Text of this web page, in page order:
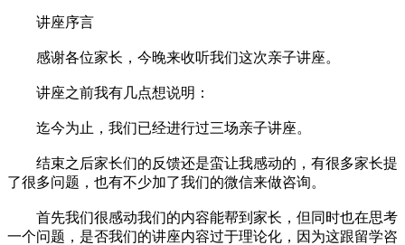
讲座序言
感谢各位家长，今晚来收听我们这次亲子讲座。
讲座之前我有几点想说明：
迄今为止，我们已经进行过三场亲子讲座。
结束之后家长们的反馈还是蛮让我感动的，有很多家长提
了很多问题，也有不少加了我们的微信来做咨询。
首先我们很感动我们的内容能帮到家长，但同时也在思考
一个问题，是否我们的讲座内容过于理论化，因为这跟留学咨